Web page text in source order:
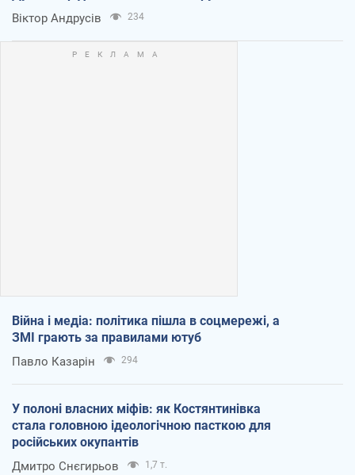
Віктор Андрусів 234
Війна і медіа: політика пішла в соцмережі, а
ЗМІ грають за правилами ютуб
Павло Казарін 294
У полоні власних міфів: як Костянтинівка
стала головною ідеологічною пасткою для
російських окупантів
Дмитро Снєгирьов 1,7 т.